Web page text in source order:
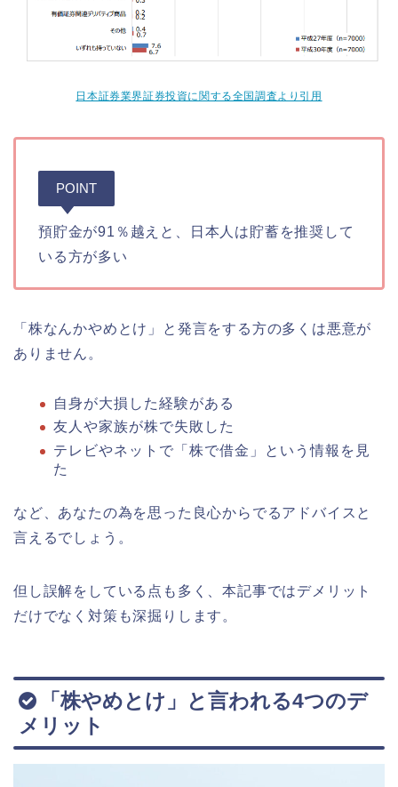
日本証券業界証券投資に関する全国調査より引用
POINT
預貯金が91％越えと、日本人は貯蓄を推奨して
いる方が多い
「株なんかやめとけ」と発言をする方の多くは悪意が
ありません。
自身が大損した経験がある
友人や家族が株で失敗した
テレビやネットで「株で借金」という情報を見
た
など、あなたの為を思った良心からでるアドバイスと
言えるでしょう。
但し誤解をしている点も多く、本記事ではデメリット
だけでなく対策も深掘りします。
「株やめとけ」と言われる4つのデ
メリット